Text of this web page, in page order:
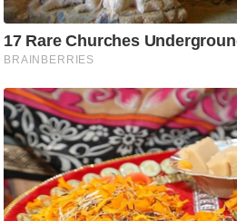
म
यि
क
मा
तृ
भू
मि
स्तं
भ